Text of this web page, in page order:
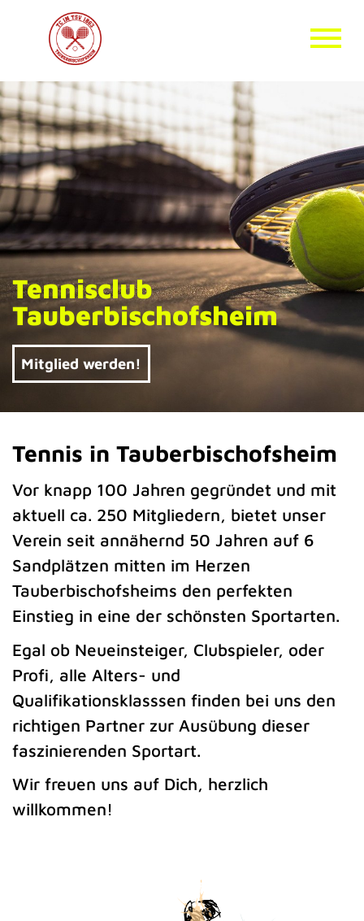
Tennisclub
Tauberbischofsheim
Mitglied werden!
Tennis in Tauberbischofsheim
Vor knapp 100 Jahren gegründet und mit
aktuell ca. 250 Mitgliedern, bietet unser
Verein seit annähernd 50 Jahren auf 6
Sandplätzen mitten im Herzen
Tauberbischofsheims den perfekten
Einstieg in eine der schönsten Sportarten.
Egal ob Neueinsteiger, Clubspieler, oder
Profi, alle Alters- und
Qualifikationsklasssen finden bei uns den
richtigen Partner zur Ausübung dieser
faszinierenden Sportart.
Wir freuen uns auf Dich, herzlich
willkommen!